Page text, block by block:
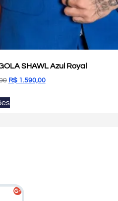
SHAWL Azul Royal
R$1.590,00